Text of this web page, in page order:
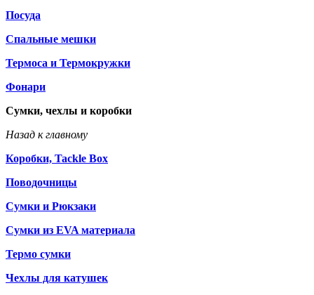
Посуда
Спальные мешки
Термоса и Термокружки
Фонари
Сумки, чехлы и коробки
Назад к главному
Коробки, Tackle Box
Поводочницы
Сумки и Рюкзаки
Сумки из EVA материала
Термо сумки
Чехлы для катушек